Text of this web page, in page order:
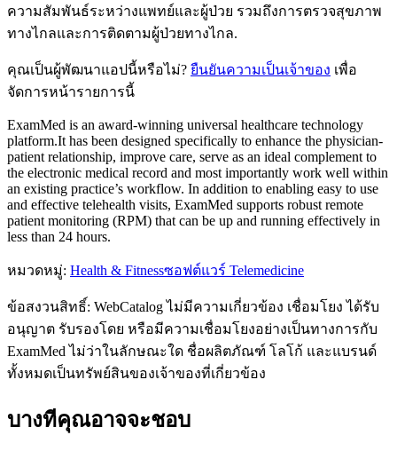
ความสัมพันธ์ระหว่างแพทย์และผู้ป่วย รวมถึงการตรวจสุขภาพ
ทางไกลและการติดตามผู้ป่วยทางไกล.
คุณเป็นผู้พัฒนาแอปนี้หรือไม่? ยืนยันความเป็นเจ้าของ เพื่อ
จัดการหน้ารายการนี้
ExamMed is an award-winning universal healthcare technology
platform.It has been designed specifically to enhance the physician-
patient relationship, improve care, serve as an ideal complement to
the electronic medical record and most importantly work well within
an existing practice’s workflow. In addition to enabling easy to use
and effective telehealth visits, ExamMed supports robust remote
patient monitoring (RPM) that can be up and running effectively in
less than 24 hours.
หมวดหมู่: Health & Fitnessซอฟต์แวร์ Telemedicine
ข้อสงวนสิทธิ์: WebCatalog ไม่มีความเกี่ยวข้อง เชื่อมโยง ได้รับ
อนุญาต รับรองโดย หรือมีความเชื่อมโยงอย่างเป็นทางการกับ
ExamMed ไม่ว่าในลักษณะใด ชื่อผลิตภัณฑ์ โลโก้ และแบรนด์
ทั้งหมดเป็นทรัพย์สินของเจ้าของที่เกี่ยวข้อง
บางทีคุณอาจจะชอบ